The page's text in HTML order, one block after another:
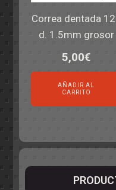
Correa dentada
d. 1.5mm grosor
5,00€
AÑADIR AL
CARRITO